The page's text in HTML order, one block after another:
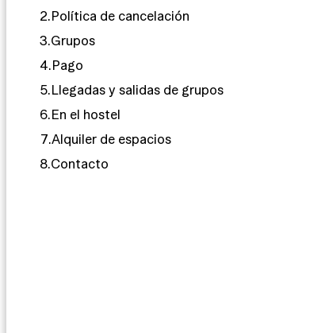
2.Política de cancelación
3.Grupos
4.Pago
5.Llegadas y salidas de grupos
6.En el hostel
7.Alquiler de espacios
8.Contacto